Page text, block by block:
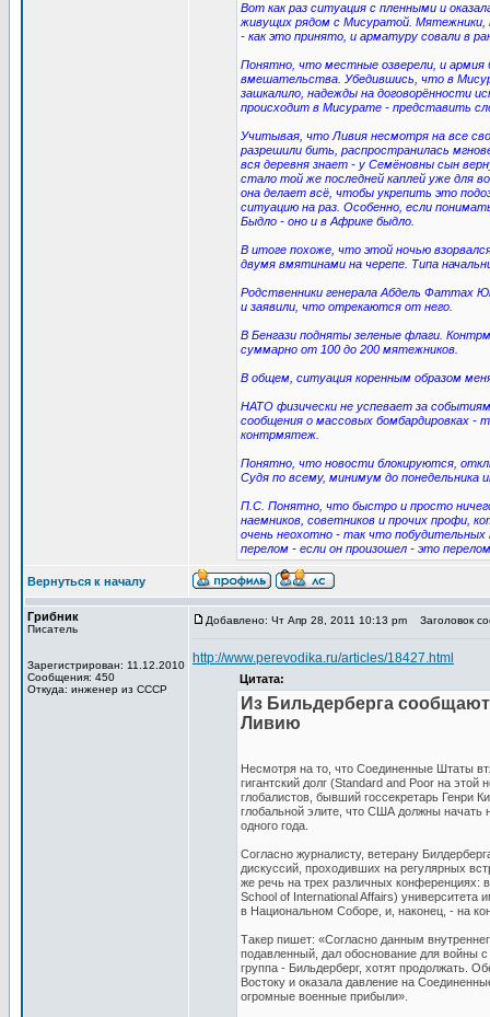
Вот как раз ситуация с пленными и
живущих рядом с Мисуратой. Мятежники,
- как это принято, и арматуру совали в
Понятно, что местные озверели, и армия
вмешательства. Убедившись, что в
зашкалило, надежды на договорённости
происходит в Мисурате - представить
Учитывая, что Ливия несмотря на все
разрешили бить, распространилась
вся деревня знает - у Семёновны сын
стало той же последней каплей уже для
она делает всё, чтобы укрепить это
ситуацию на раз. Особенно, если
Быдло - оно и в Африке быдло.
В итоге похоже, что этой ночью
двумя вмятинами на черепе. Типа
Родственники генерала Абдель Фаттах
и заявили, что отрекаются от него.
В Бенгази подняты зеленые флаги.
суммарно от 100 до 200 мятежников.
В общем, ситуация коренным образом
НАТО физически не успевает за
сообщения о массовых бомбардировках -
контрмятеж.
Понятно, что новости блокируются,
Судя по всему, минимум до
П.С. Понятно, что быстро и просто
наемников, советников и прочих профи,
очень неохотно - так что
перелом - если он произошел - это
Вернуться к началу
Грибник
Писатель
Зарегистрирован: 11.12.2010
Сообщения: 450
Откуда: инженер из СССР
Добавлено: Чт Апр 28, 2011 10:13 pm Заголовок
http://www.perevodika.ru/articles/18427.html
Цитата:
Из Бильдерберга
Ливию
Несмотря на то, что Соединенные Штаты
гигантский долг (Standard and Poor на
глобалистов, бывший госсекретарь Генри
глобальной элите, что США должны
одного года.
Согласно журналисту, ветерану
дискуссий, проходивших на регулярных
же речь на трех различных
School of International Affairs) университета
в Национальном Соборе, и, наконец, - на
Такер пишет: «Согласно данным
подавленный, дал обоснование для войны
группа - Бильдерберг, хотят продолжать.
Востоку и оказала давление на
огромные военные прибыли».